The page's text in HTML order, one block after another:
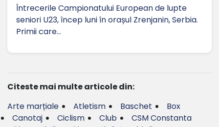
Întrecerile Campionatului European de lupte
seniori U23, încep luni în orașul Zrenjanin, Serbia.
Primii care…
Citeste mai multe articole din:
Arte marțiale
Atletism Baschet
Box
Canotaj
Ciclism Club
CSM Constanta